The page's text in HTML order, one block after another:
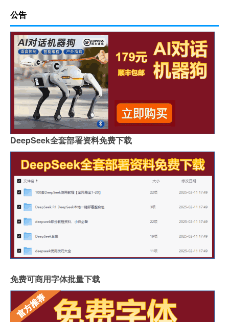
公告
DeepSeek全套部署资料免费下载
免费可商用字体批量下载